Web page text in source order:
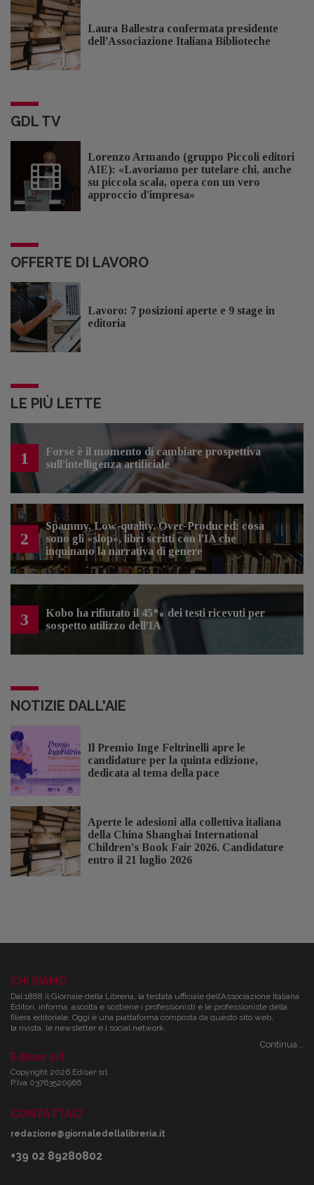
Laura Ballestra confermata presidente
dell’Associazione Italiana Biblioteche
GDL TV
Lorenzo Armando (gruppo Piccoli editori
AIE): «Lavoriamo per tutelare chi, anche
su piccola scala, opera con un vero
approccio d'impresa»
OFFERTE DI LAVORO
Lavoro: 7 posizioni aperte e 9 stage in
editoria
LE PIÙ LETTE
1
Forse è il momento di cambiare prospettiva
sull’intelligenza artificiale
2
Spammy, Low-quality, Over-Produced: cosa
sono gli «slop», libri scritti con l'IA che
inquinano la narrativa di genere
3
Kobo ha rifiutato il 45% dei testi ricevuti per
sospetto utilizzo dell’IA
NOTIZIE DALL'AIE
Il Premio Inge Feltrinelli apre le
candidature per la quinta edizione,
dedicata al tema della pace
Aperte le adesioni alla collettiva italiana
della China Shanghai International
Children's Book Fair 2026. Candidature
entro il 21 luglio 2026
CHI SIAMO
Dal 1888 il Giornale della Libreria, la testata ufficiale dell’Associazione Italiana
Editori, informa, ascolta e sostiene i professionisti e le professioniste della
filiera editoriale. Oggi è una piattaforma composta da questo sito web,
la rivista, le newsletter e i social network.
Continua...
Ediser srl
Copyright 2026 Ediser srl
P.Iva 03763520966
CONTATTACI
redazione@giornaledellalibreria.it
+39 02 89280802